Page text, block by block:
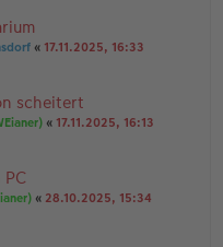
« 17.11.2025, 16:33
scheitert
« 17.11.2025, 16:13
« 28.10.2025, 15:34